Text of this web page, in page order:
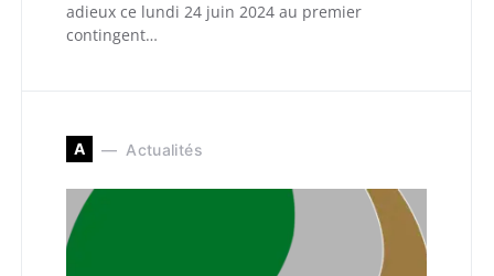
adieux ce lundi 24 juin 2024 au premier
contingent…
A Actualités